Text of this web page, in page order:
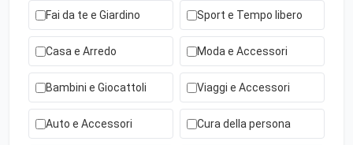
Fai da te e Giardino Sport e Tempo libero
Casa e Arredo Moda e Accessori
Bambini e Giocattoli Viaggi e Accessori
Auto e Accessori Cura della persona